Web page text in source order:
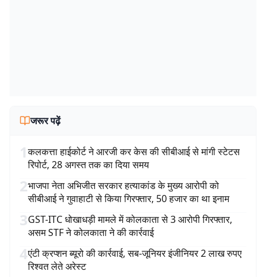
जरूर पढ़ें
1कलकत्ता हाईकोर्ट ने आरजी कर केस की सीबीआई से मांगी स्टेटस
रिपोर्ट, 28 अगस्त तक का दिया समय
2भाजपा नेता अभिजीत सरकार हत्याकांड के मुख्य आरोपी को
सीबीआई ने गुवाहाटी से किया गिरफ्तार, 50 हजार का था इनाम
3GST-ITC धोखाधड़ी मामले में कोलकाता से 3 आरोपी गिरफ्तार,
असम STF ने कोलकाता ने की कार्रवाई
4एंटी क्रप्शन ब्यूरो की कार्रवाई, सब-जूनियर इंजीनियर 2 लाख रुपए
रिश्वत लेते अरेस्ट